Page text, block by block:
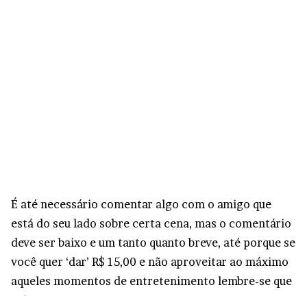
É até necessário comentar algo com o amigo que
está do seu lado sobre certa cena, mas o comentário
deve ser baixo e um tanto quanto breve, até porque se
você quer ‘dar’ R$ 15,00 e não aproveitar ao máximo
aqueles momentos de entretenimento lembre-se que